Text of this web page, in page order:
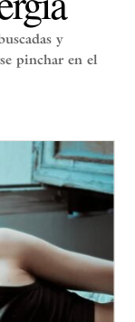
y
pinchar en el